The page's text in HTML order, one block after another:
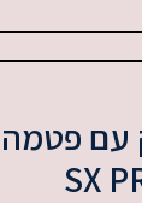
עם פטמה